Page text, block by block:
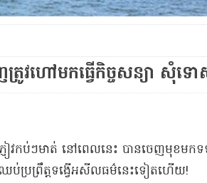
រូវ​ហៅ​មក​ធ្វើ​កិច្ចសន្យា សុំទ
ភ្ញៀវ​កប់ៗ​មាត់ នៅពេលនេះ បានចេញ​មុខម
រព្រឹត្ត​ទង្វើ​អសីលធម៌​នេះ​ទៀតហើយ​!